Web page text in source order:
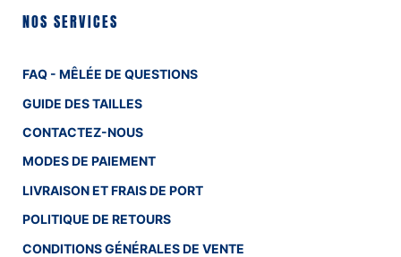
NOS SERVICES
FAQ - MÊLÉE DE QUESTIONS
GUIDE DES TAILLES
CONTACTEZ-NOUS
MODES DE PAIEMENT
LIVRAISON ET FRAIS DE PORT
POLITIQUE DE RETOURS
CONDITIONS GÉNÉRALES DE VENTE